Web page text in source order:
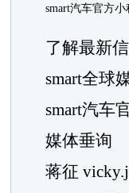
smart汽车官方小
了解最新
smart全球
smart汽车
媒体垂询
蒋征